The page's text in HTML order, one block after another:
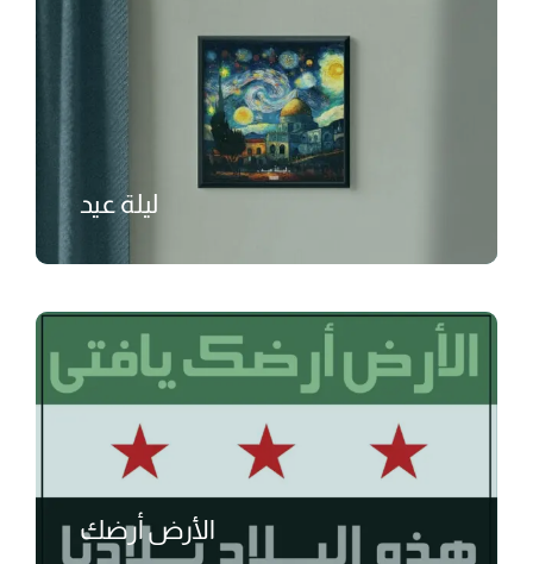
ليلة عيد
₺
الأرض أرضك